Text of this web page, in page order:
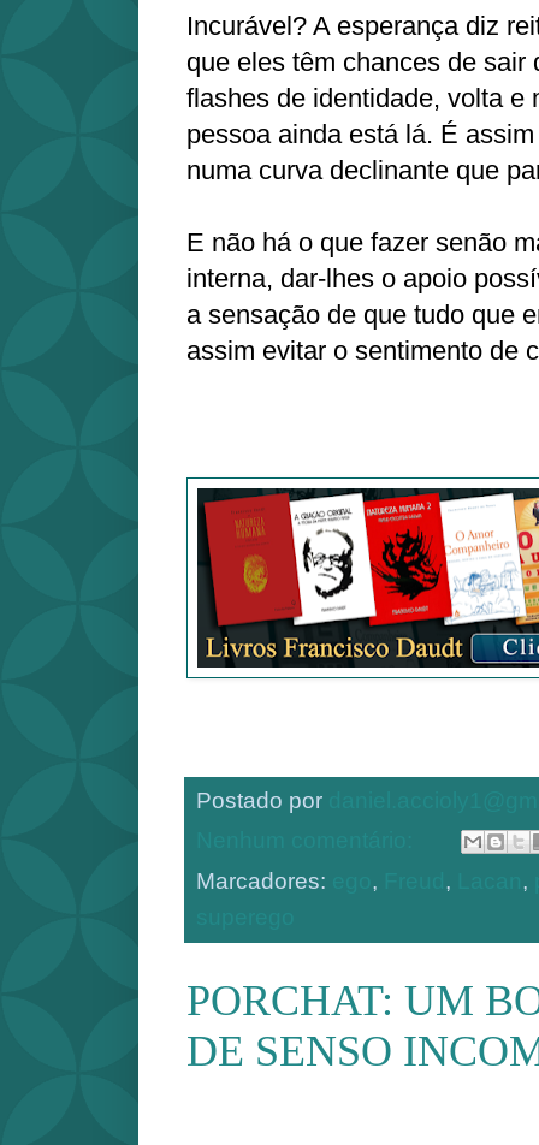
Incurável? A esperança diz
que eles têm chances de sair
flashes de identidade, volta e
pessoa ainda está lá. É
numa curva declinante que
E não há o que fazer senão
interna, dar-lhes o apoio
a sensação de que tudo que
assim evitar o sentimento de
Postado por
Marcadores:
, , ,
PORCHAT: UM
DE SENSO